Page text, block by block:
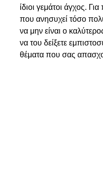
ίδιοι γεμάτοι άγχος.
που ανησυχεί τόσο
να μην είναι ο
να του δείξετε
θέματα που σας